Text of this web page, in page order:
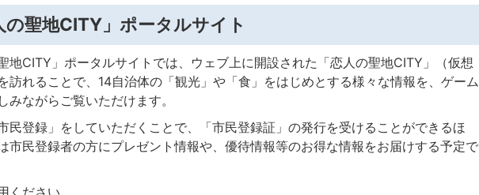
の聖地CITY」ポータルサイト
地CITY」ポータルサイトでは、ウェブ上に開設された「恋人の聖地CITY」（仮想
訪れることで、14自治体の「観光」や「食」をはじめとする様々な情報を、ゲーム
みながらご覧いただけます。
民登録」をしていただくことで、「市民登録証」の発行を受けることができるほ
市民登録者の方にプレゼント情報や、優待情報等のお得な情報をお届けする予定で
ください。